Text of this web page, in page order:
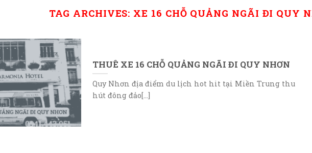
TAG ARCHIVES: XE 16 CHỖ QUẢNG NGÃI ĐI QUY
THUÊ XE 16 CHỖ QUẢNG NGÃI ĐI QUY NHƠN
Quy Nhơn địa điểm du lịch hot hit tại Miền Trung thu
hút đông đảo[...]